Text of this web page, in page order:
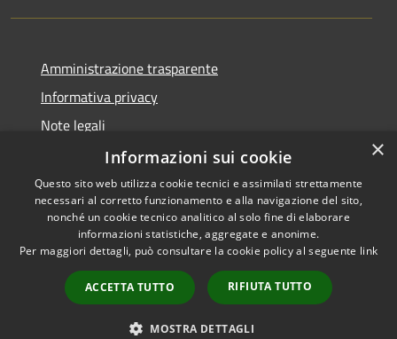
Amministrazione trasparente
Informativa privacy
Note legali
Dichiarazione di accessibilità
RSS
Accessibilità
Copyright © 2026 • Comune di
Municipium•
Accesso
redazione
×
Informazioni sui cookie
Questo sito web utilizza cookie tecnici e assimilati strettamente
necessari al corretto funzionamento e alla navigazione del sito,
nonché un cookie tecnico analitico al solo fine di elaborare
informazioni statistiche, aggregate e anonime.
Per maggiori dettagli, può consultare la cookie policy al seguente link
ACCETTA TUTTO RIFIUTA TUTTO
MOSTRA DETTAGLI